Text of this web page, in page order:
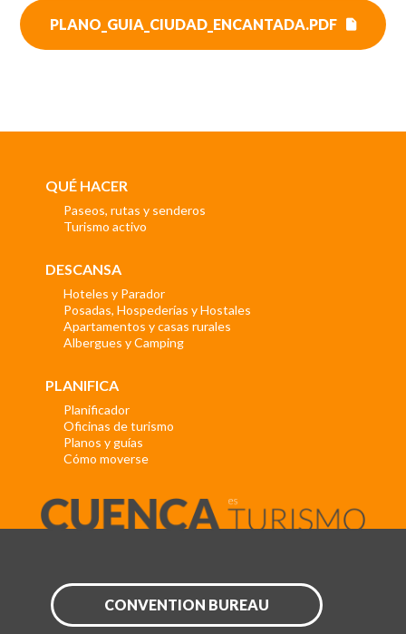
PLANO_GUIA_CIUDAD_ENCANTADA.PDF
QUÉ HACER
Paseos, rutas y senderos
Turismo activo
DESCANSA
Hoteles y Parador
Posadas, Hospederías y Hostales
Apartamentos y casas rurales
Albergues y Camping
PLANIFICA
Planificador
Oficinas de turismo
Planos y guías
Cómo moverse
CONVENTION BUREAU